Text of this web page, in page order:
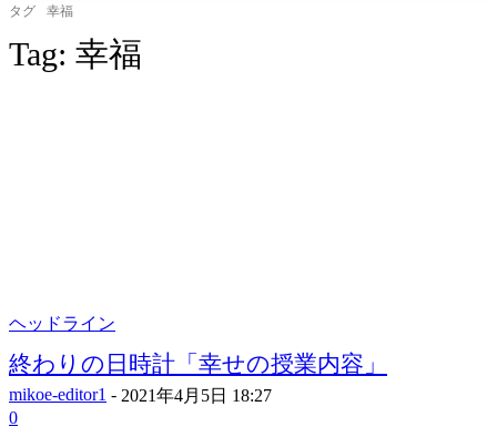
タグ 幸福
Tag: 幸福
ヘッドライン
終わりの日時計「幸せの授業内容」
mikoe-editor1 - 2021年4月5日 18:27
0